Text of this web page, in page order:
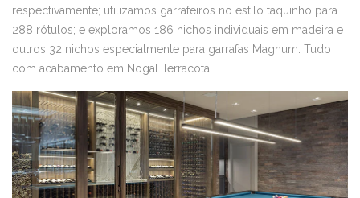
respectivamente; utilizamos garrafeiros no estilo taquinho para
288 rótulos; e exploramos 186 nichos individuais em madeira e
outros 32 nichos especialmente para garrafas Magnum. Tudo
com acabamento em Nogal Terracota.